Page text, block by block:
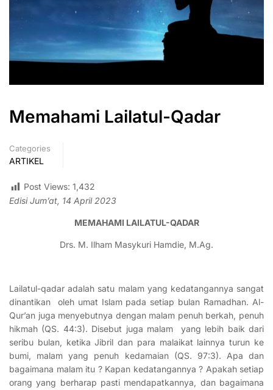
Memahami Lailatul-Qadar
Categories
ARTIKEL
Post Views: 1,432
Edisi Jum’at, 14 April 2023
MEMAHAMI LAILATUL-QADAR
Drs. M. Ilham Masykuri Hamdie, M.Ag.
Lailatul-qadar adalah satu malam yang kedatangannya sangat
dinantikan oleh umat Islam pada setiap bulan Ramadhan. Al-
Qur’an juga menyebutnya dengan malam penuh berkah, penuh
hikmah (QS. 44:3). Disebut juga malam yang lebih baik dari
seribu bulan, ketika Jibril dan para malaikat lainnya turun ke
bumi, malam yang penuh kedamaian (QS. 97:3). Apa dan
bagaimana malam itu ? Kapan kedatangannya ? Apakah setiap
orang yang berharap pasti mendapatkannya, dan bagaimana